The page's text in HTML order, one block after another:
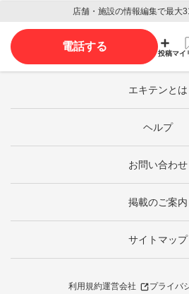
店舗・施設の情報編集で最大
電話する
投稿マイ
エキテンとは
ヘルプ
お問い合わせ
掲載のご案内
サイトマップ
利用規約運営会社
プライバ